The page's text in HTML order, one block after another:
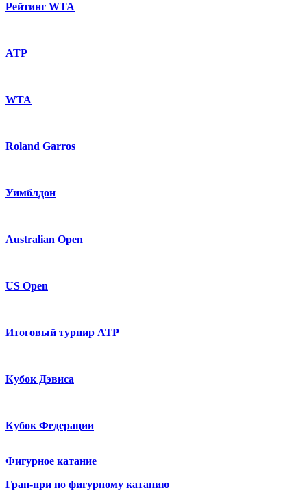
Рейтинг WTA
ATP
WTA
Roland Garros
Уимблдон
Australian Open
US Open
Итоговый турнир ATP
Кубок Дэвиса
Кубок Федерации
Фигурное катание
Гран-при по фигурному катанию